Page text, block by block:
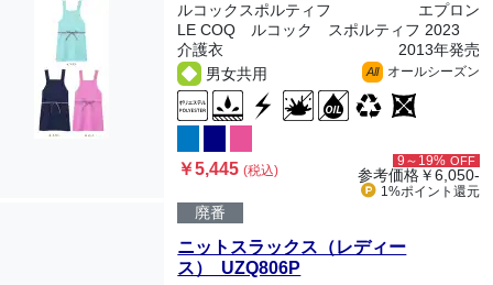
ルコックスポルティフ
エプロン
LE COQ ルコック スポルティフ 2023
介護衣
2013年発売
男女共用
All オールシーズン
￥5,445(税込)
9～19% OFF
参考価格￥6,050-
1%ポイント 還元
廃番
ニットスラックス（レディー
ス） UZQ806P